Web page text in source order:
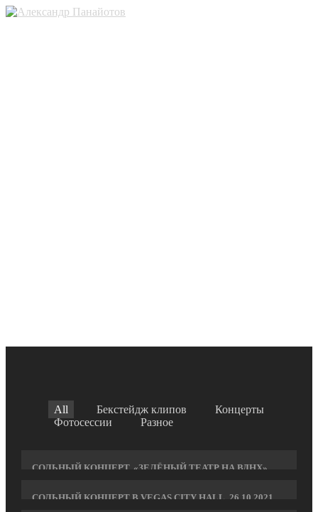
All Бекстейдж клипов
Концерты
Фотосессии
Разное
СОЛЬНЫЙ КОНЦЕРТ. «ЗЕЛЁНЫЙ ТЕАТР НА ВДНХ».
СОЛЬНЫЙ КОНЦЕРТ В VEGAS CITY HALL. 26.10.2021.